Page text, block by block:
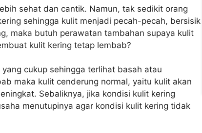
sehat dan cantik. Namun, tak sedikit orang
sehingga kulit menjadi pecah-pecah, bersisik
maka butuh perawatan tambahan supaya kulit
kulit kering tetap lembab?
cukup sehingga terlihat basah atau
maka kulit cenderung normal, yaitu kulit akan
Sebaliknya, jika kondisi kulit kering
menutupinya agar kondisi kulit kering tidak